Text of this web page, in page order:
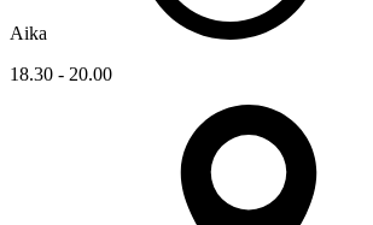
Aika
18.30 - 20.00